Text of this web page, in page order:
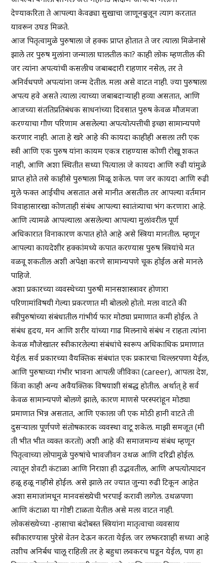
देण्याकरिता ते आपल्या केवढ्या सुखाचा जाणूनबुजून त्याग करतात
यावरून उघड मिळते.
आज पितृत्वामुळे पुरुषाला जे हक्क प्राप्त होतात ते जर त्याला मिळेनासे
झाले तर पुरुष मुलांना जन्माला घालतील का? काही लोक म्हणतील की
जर त्यांना अपत्यांची कसलीच जबाबदारी राहणार नसेल, तर ते
अनिर्वधपणे अपत्यांना जन्म देतील. मला असे वाटत नाही. ज्या पुरुषाला
अपत्य हवे असते त्याला त्याच्या जबाबदाऱ्याही हव्या असतात, आणि
आजच्या संततिप्रतिबंधक साधनांच्या दिवसात पुरुष केवळ मौजमजा
करण्याचा गौण परिणाम असलेल्या अपत्योत्पत्तीची इच्छा सामान्यपणे
करणार नाही. आता हे खरे आहे की कायदा काहीही असला तरी एक
स्त्री आणि एक पुरुष यांना कायम एकत्र राहण्यास कोणी रोखू शकत
नाही, आणि अशा स्थितीत सध्या पित्याला जे कायदा आणि रुढी यांमुळे
प्राप्त होते तसे काहीसे पुरुषाला मिळू शकेल. पण जर कायदा आणि रुढी
मुले फक्त आईचीच असतात असे मानीत असतील तर आपल्या वर्तमान
विवाहासारखा कोणताही संबंध आपल्या स्वातंत्र्याचा भंग करणारा आहे.
आणि त्यामळे आपल्याला असलेल्या आपल्या मुलांवरील पूर्ण
अधिकारात विनाकारण कपात होते आहे असे स्त्रिया मानतील. म्हणून
आपल्या कायदेशीर हक्कांमध्ये कपात करण्यास पुरुष स्त्रियांचे मत
वळवू शकतील अशी अपेक्षा करणे सामान्यपणे चूक होईल असे मानले
पाहिजे.
अशा प्रकारच्या व्यवस्थेच्या पुरुषी मानसशास्त्रावर होणारा
परिणामांविषयी गेल्या प्रकरणात मी बोललो होतो. मला वाटते की
स्त्रीपुरुषांच्या संबंधातील गांभीर्य फार मोठ्या प्रमाणात कमी होईल. ते
संबंध हृदय, मन आणि शरीर यांच्या गाढ मिलनाचे संबंध न राहता त्यांना
केवळ मौजेखातर स्वीकारलेल्या संबंधांचे स्वरूप अधिकाधिक प्रमाणात
येईल. सर्व प्रकारच्या वैयक्तिक संबंधांत एक प्रकारचा थिल्लरपणा येईल,
आणि पुरुषाच्या गंभीर भावना आपली जीविका (career), आपला देश,
किंवा काही अन्य अवैयक्तिक विषयाशी संबद्ध होतील. अर्थात् हे सर्व
केवळ सामान्यपणे बोलणे झाले, कारण माणसे परस्परांहून मोठ्या
प्रमाणात भिन्न असतात, आणि एकाला जी एक मोठी हानी वाटते ती
दुसऱ्याला पूर्णपणे संतोषकारक व्यवस्था वाटू शकेल. माझी समजूत (मी
ती भीत भीत व्यक्त करतो) अशी आहे की समाजमान्य संबंध म्हणून
पितृत्वाच्या लोपामुळे पुरुषांचे भावजीवन उथळ आणि दरिद्री होईल.
त्यातून शेवटी कंटाळा आणि निराशा ही उद्भवतील, आणि अपत्योत्पादन
हळू हळू नाहीसे होईल. असे झाले तर ज्यात जुन्या रुढी टिकून आहेत
अशा समाजांमधून मानवसंख्येची भरपाई करावी लागेल. उथळपणा
आणि कंटाळा या गोष्टी टाळता येतील असे मला वाटत नाही.
लोकसंख्येच्या -हासाचा बंदोबस्त स्त्रियांना मातृत्वाचा व्यवसाय
स्वीकारण्यास पुरेसे वेतन देऊन करता येईल. जर लष्करशाही सध्या आहे
तशीच अनिर्बध चालू राहिली तर हे बहुधा लवकरच घडून येईल, पण हा